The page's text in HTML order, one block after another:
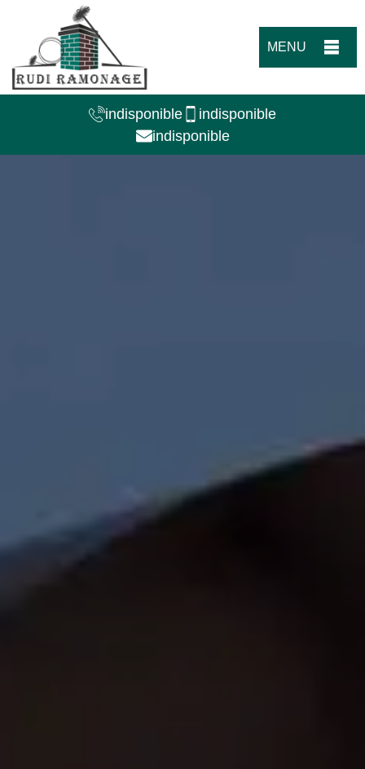
MENU
indisponible
indisponible
indisponible